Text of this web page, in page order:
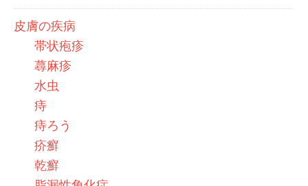
皮膚の疾病
帯状疱疹
蕁麻疹
水虫
痔
痔ろう
疥癬
乾癬